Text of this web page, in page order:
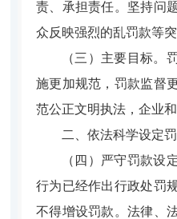
责、承担责任。坚持问
众反映强烈的乱罚款等突
（三）主要目标。
施更加规范，罚款监督
范公正文明执法，企业
二、依法科学设定
（四）严守罚款设
行为已经作出行政处罚
不得增设罚款。法律、